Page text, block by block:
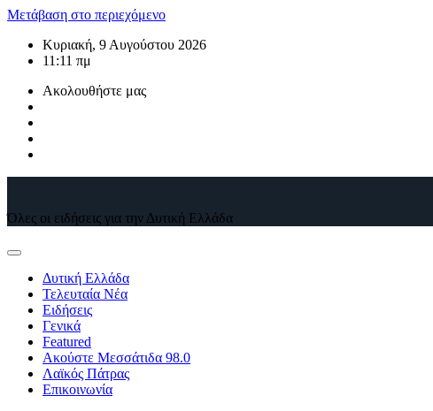
Μετάβαση στο περιεχόμενο
Κυριακή, 9 Αυγούστου 2026
11:11 πμ
Ακολουθήστε μας
Όλες οι ειδήσεις για την Δυτική Ελλάδα
Δυτική Ελλάδα
Τελευταία Νέα
Ειδήσεις
Γενικά
Featured
Ακούστε Μεσσάτιδα 98.0
Λαϊκός Πάτρας
Επικοινωνία